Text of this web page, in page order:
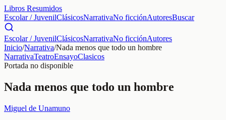
Libros Resumidos
Escolar / JuvenilClásicosNarrativaNo ficciónAutoresBuscar
Escolar / JuvenilClásicosNarrativaNo ficciónAutores
Inicio/Narrativa/Nada menos que todo un hombre
NarrativaTeatroEnsayoClasicos
Portada no disponible
Nada menos que todo un hombre
Miguel de Unamuno